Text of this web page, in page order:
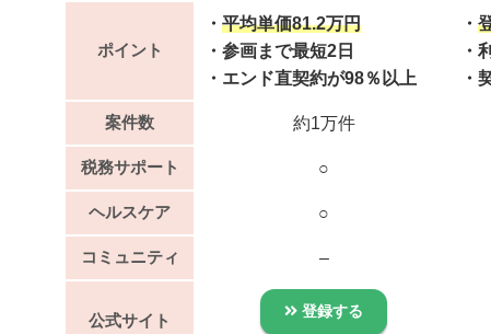
ポイント
・ 平均単価81.2万円
・参画まで最短2日
・エンド直契約が98％以上
・
・
・
案件数 約1万件
税務サポート ○
ヘルスケア ○
コミュニティ –
公式サイト 登録する